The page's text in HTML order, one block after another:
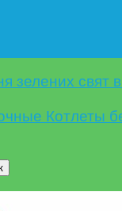
зелених свят
Котлеты